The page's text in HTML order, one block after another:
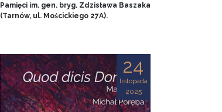
Pamięci im. gen. bryg. Zdzisława Baszaka
(Tarnów, ul. Mościckiego 27A).
24
listopada
2025